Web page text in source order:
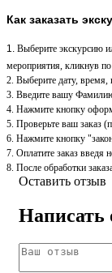
Как заказать
1. Выберите экскурсию
мероприятия, кликнув
2. Выберите дату, время,
3. Введите вашу
4. Нажмите кнопку
5. Проверьте ваш заказ
6. Нажмите кнопку
7. Оплатите заказ введя
8. После обработки
Оставить отзыв
Написать